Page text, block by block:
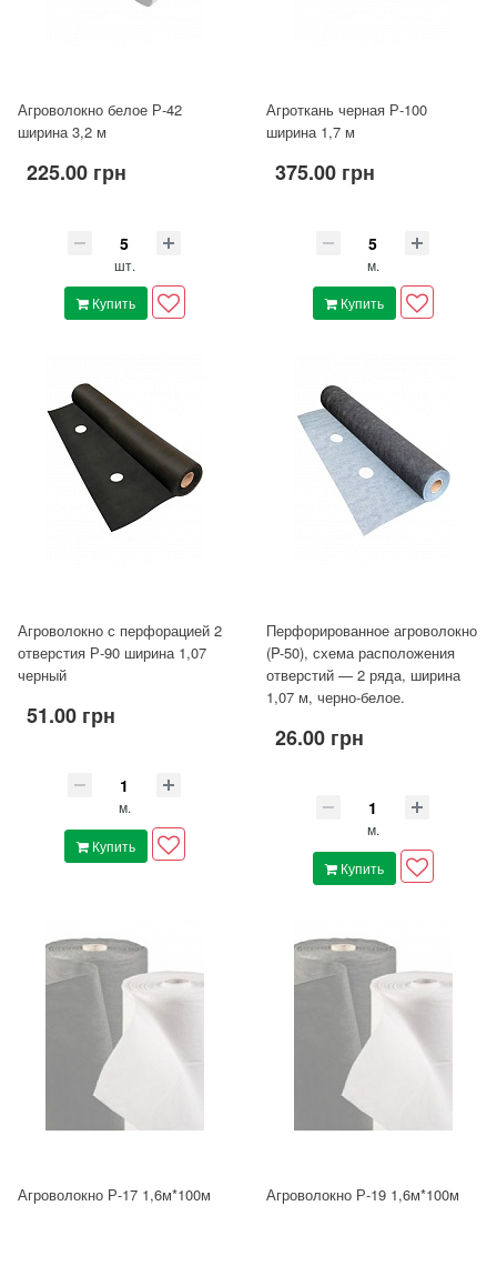
Агроволокно белое Р-42
ширина 3,2 м
225.00 грн
шт.
Купить
Агроткань черная Р-100
ширина 1,7 м
375.00 грн
м.
Купить
Агроволокно с перфорацией 2
отверстия Р-90 ширина 1,07
черный
51.00 грн
м.
Купить
Перфорированное агроволокно
(P-50), схема расположения
отверстий — 2 ряда, ширина
1,07 м, черно-белое.
26.00 грн
м.
Купить
Агроволокно Р-17 1,6м*100м Агроволокно Р-19 1,6м*100м